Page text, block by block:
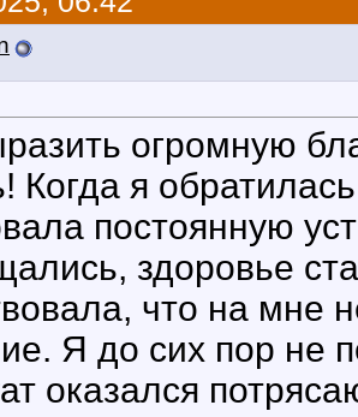
огромную
Когда я
постоянную
здоровье
что на мне
Я до сих пор не
оказался